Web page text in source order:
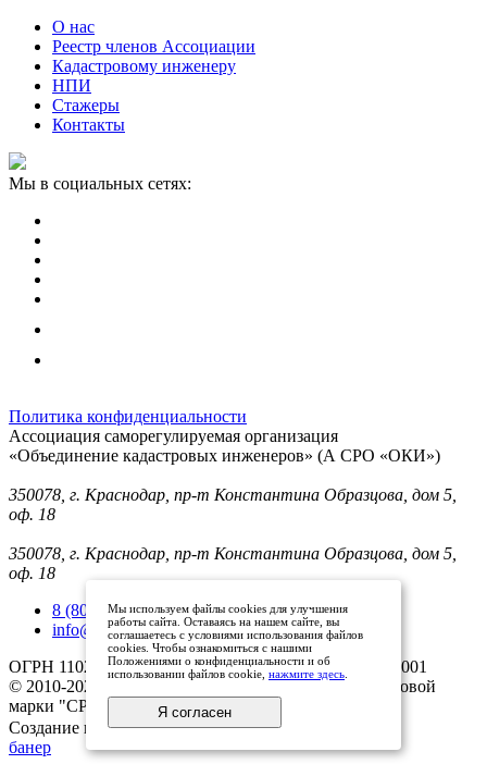
О нас
Реестр членов Ассоциации
Кадастровому инженеру
НПИ
Стажеры
Контакты
Мы в социальных сетях:
Политика конфиденциальности
Ассоциация саморегулируемая организация
«Объединение кадастровых инженеров» (А СРО «ОКИ»)
350078, г. Краснодар, пр-т Константина Образцова, дом 5,
оф. 18
350078, г. Краснодар, пр-т Константина Образцова, дом 5,
оф. 18
8 (800) 101 33 08
info@mysroki.ru
ОГРН 1102300003079 ИНН 2311126810/КПП 231101001
© 2010-2025 Все права защищены владельцами торговой
марки "СРО ОКИ"
Создание и продвижение сайта
банер
Мы используем файлы cookies для улучшения
работы сайта. Оставаясь на нашем сайте, вы
соглашаетесь с условиями использования файлов
cookies. Чтобы ознакомиться с нашими
Положениями о конфиденциальности и об
использовании файлов cookie, нажмите здесь
Я согласен